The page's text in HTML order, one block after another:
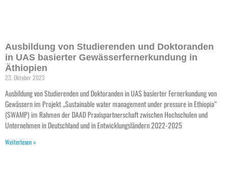
Ausbildung von Studierenden und Doktoranden
in UAS basierter Gewässerfernerkundung in
Äthiopien
23. Oktober 2023
Ausbildung von Studierenden und Doktoranden in UAS basierter Fernerkundung von
Gewässern im Projekt „Sustainable water management under pressure in Ethiopia“
(SWAMP) im Rahmen der DAAD Praxispartnerschaft zwischen Hochschulen und
Unternehmen in Deutschland und in Entwicklungsländern 2022-2025
Weiterlesen »